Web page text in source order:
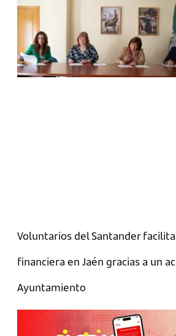
Voluntarios del Santander
financiera en Jaén gracias a un
Ayuntamiento